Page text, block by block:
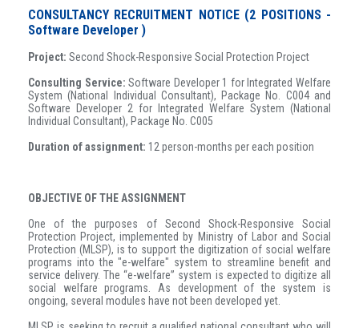
CONSULTANCY RECRUITMENT NOTICE (2 POSITIONS -
Software Developer )
Project: Second Shock-Responsive Social Protection Project
Consulting Service: Software Developer 1 for Integrated Welfare
System (National Individual Consultant), Package No. C004 and
Software Developer 2 for Integrated Welfare System (National
Individual Consultant), Package No. C005
Duration of assignment: 12 person-months per each position
OBJECTIVE OF THE ASSIGNMENT
One of the purposes of Second Shock-Responsive Social
Protection Project, implemented by Ministry of Labor and Social
Protection (MLSP), is to support the digitization of social welfare
programs into the "e-welfare" system to streamline benefit and
service delivery. The “e-welfare” system is expected to digitize all
social welfare programs. As development of the system is
ongoing, several modules have not been developed yet.